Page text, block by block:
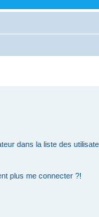
dans la liste des
plus me connecter ?!